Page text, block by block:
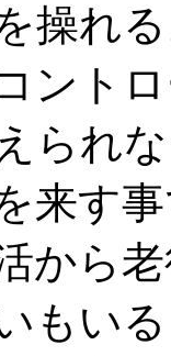
操れ
ント
られ
来す
から
もい